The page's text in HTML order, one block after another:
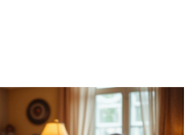
в этом году. Мы исследуем